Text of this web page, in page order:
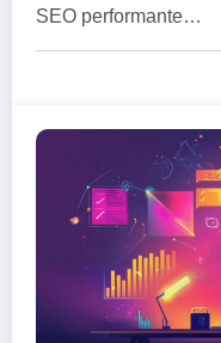
SEO performante…